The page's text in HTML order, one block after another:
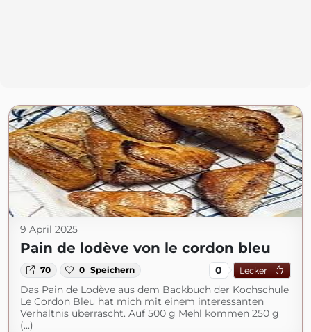
9 April 2025
Pain de lodève von le cordon bleu
70 0 Speichern 0 Lecker
Das Pain de Lodève aus dem Backbuch der Kochschule
Le Cordon Bleu hat mich mit einem interessanten
Verhältnis überrascht. Auf 500 g Mehl kommen 250 g
(...)